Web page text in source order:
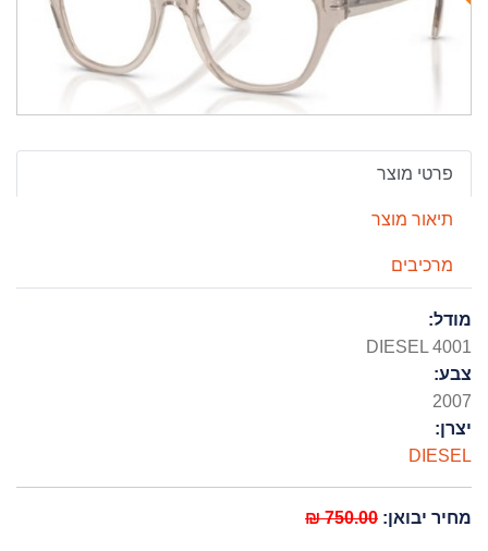
פרטי מוצר
תיאור מוצר
מרכיבים
מודל:
DIESEL 4001
צבע:
2007
יצרן:
DIESEL
מחיר יבואן:750.00 ₪